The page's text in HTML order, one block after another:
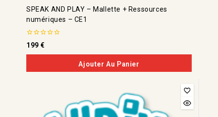
SPEAK AND PLAY – Mallette + Ressources
numériques – CE1
0
de
5
199€
Ajouter Au Panier